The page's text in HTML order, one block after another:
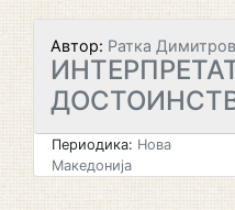
Автор: Ратка
Периодика: Нова
Македонија